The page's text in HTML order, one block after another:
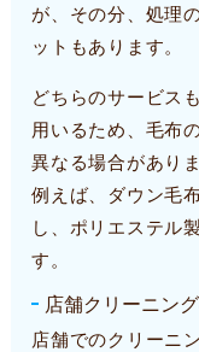
が、その分、処理
ットもあります。
どちらのサービス
用いるため、毛布
異なる場合がありま
例えば、ダウン毛
し、ポリエステル
す。
店舗クリーニン
店舗でのクリーニ